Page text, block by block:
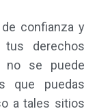
confianza y
derechos
no se puede
que puedas
a tales sitios